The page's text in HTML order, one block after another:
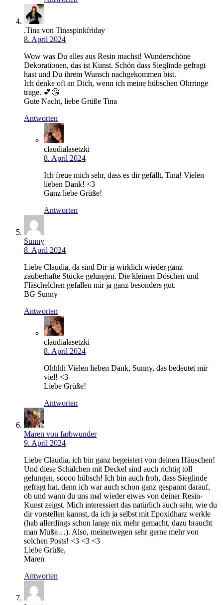
.Tina von Tinaspinkfriday
8. April 2024
Wow was Du alles aus Resin machst! Wunderschöne
Dekorationen, das ist Kunst. Schön dass Sieglinde gefragt
hast und Du ihrem Wunsch nachgekommen bist.
Ich denke oft an Dich, wenn ich meine hübschen Ohrringe
trage. 💕😘
Gute Nacht, liebe Grüße Tina
Antworten
claudialasetzki
8. April 2024
Ich freue mich sehr, dass es dir gefällt, Tina! Vielen
lieben Dank! <3
Ganz liebe Grüße!
Antworten
Sunny
8. April 2024
Liebe Claudia, da sind Dir ja wirklich wieder ganz
zauberhafte Stücke gelungen. Die kleinen Döschen und
Fläschelchen gefallen mir ja ganz besonders gut.
BG Sunny
Antworten
claudialasetzki
8. April 2024
Ohhhh Vielen lieben Dank, Sunny, das bedeutet mir
viel! <3
Liebe Grüße!
Antworten
Maren von farbwunder
9. April 2024
Liebe Claudia, ich bin ganz begeistert von deinen Häuschen!
Und diese Schälchen mit Deckel sind auch richtig toll
gelungen, soooo hübsch! Ich bin auch froh, dass Sieglinde
gefragt hat, denn ich war auch schon ganz gespannt darauf,
ob und wann du uns mal wieder etwas von deiner Resin-
Kunst zeigst. Mich interessiert das natürlich auch sehr, wie du
dir vorstellen kannst, da ich ja selbst mit Epoxidharz werkle
(hab allerdings schon lange nix mehr gemacht, dazu braucht
man Muße…). Also, meinetwegen sehr gerne mehr von
solchen Posts! <3 <3 <3
Liebe Grüße,
Maren
Antworten